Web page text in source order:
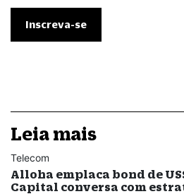
Leia mais
Telecom
Alloha emplaca bond de
Capital conversa com